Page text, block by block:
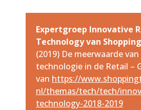
Expertgroep Innovative
Technology van
(2019) De meerwaarde
technologie in de Retail –
van https://
nl/themas/tech/tech/
technology-2018-2019